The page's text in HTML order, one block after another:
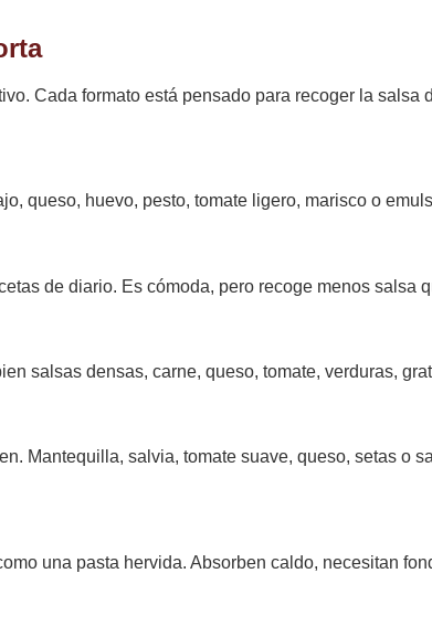
Cada formato está pensado para recoger la
queso, huevo, pesto, tomate ligero, marisco o
de diario. Es cómoda, pero recoge menos salsa
salsas densas, carne, queso, tomate, verduras,
Mantequilla, salvia, tomate suave, queso, setas o
una pasta hervida. Absorben caldo, necesitan